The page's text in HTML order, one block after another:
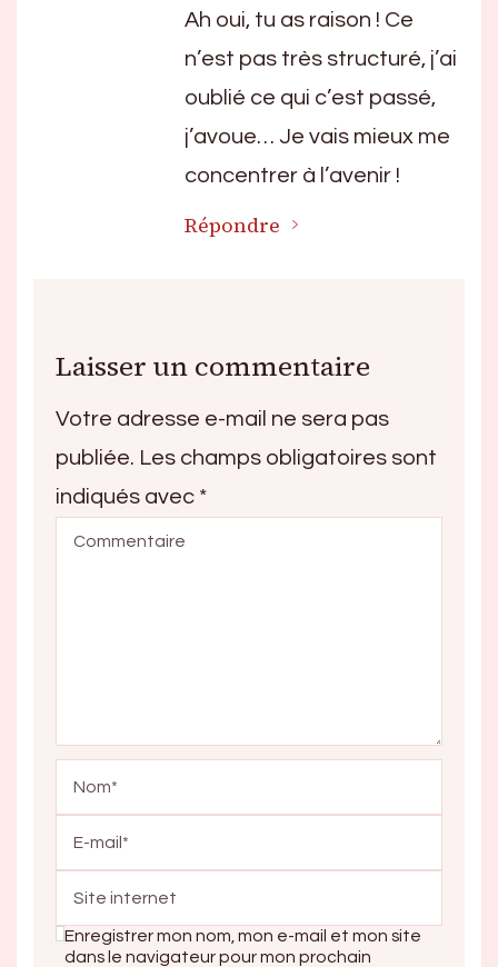
Ah oui, tu as raison ! Ce
n’est pas très structuré, j’ai
oublié ce qui c’est passé,
j’avoue… Je vais mieux me
concentrer à l’avenir !
Répondre
Laisser un commentaire
Votre adresse e-mail ne sera pas
publiée. Les champs obligatoires sont
indiqués avec *
Enregistrer mon nom, mon e-mail et mon site
dans le navigateur pour mon prochain